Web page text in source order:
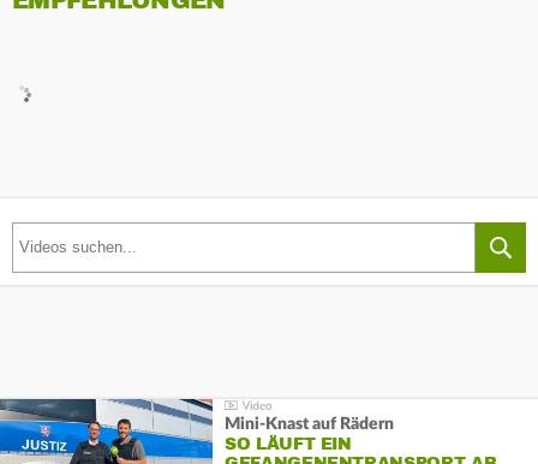
Mini-Knast auf Rädern
SO LÄUFT EIN